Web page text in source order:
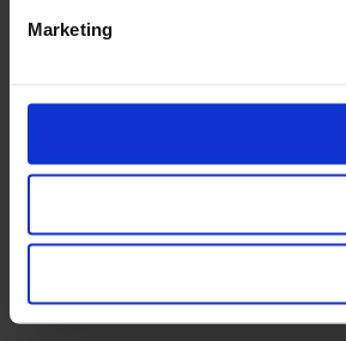
Marketing
Om Yarn Every Wear
Mandag – Fredag 10:00 – 17:30
Copyright © 2022.Design & hosting by